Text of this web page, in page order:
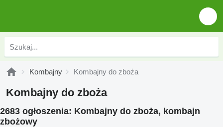
Kombajny Kombajny do zboża
Kombajny do zboża
2683 ogłoszenia: Kombajny do zboża, kombajn
zbożowy